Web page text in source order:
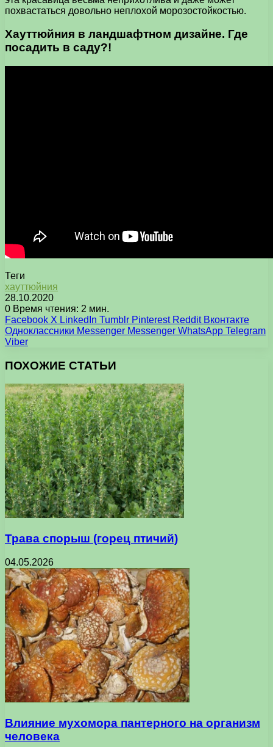
похвастаться довольно неплохой морозостойкостью.
Хауттюйния в ландшафтном дизайне. Где
посадить в саду?!
Теги
хауттюйния
28.10.2020
0 Время чтения: 2 мин.
Facebook X LinkedIn Tumblr Pinterest Reddit Вконтакте
Одноклассники Messenger Messenger WhatsApp Telegram
Viber
ПОХОЖИЕ СТАТЬИ
Трава спорыш (горец птичий)
04.05.2026
Влияние мухомора пантерного на организм
человека